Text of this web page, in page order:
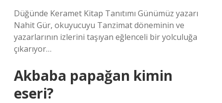
Düğünde Keramet Kitap Tanıtımı Günümüz yazarı
Nahit Gür, okuyucuyu Tanzimat döneminin ve
yazarlarının izlerini taşıyan eğlenceli bir yolculuğa
çıkarıyor…
Akbaba papağan kimin
eseri?